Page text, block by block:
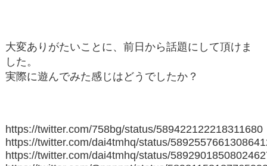
大変ありがたいことに、前日から話題にして頂けま
した。
実際に遊んでみた感じはどうでしたか？
https://twitter.com/758bg/status/589422122218311680
https://twitter.com/dai4tmhq/status/
https://twitter.com/dai4tmhq/status/